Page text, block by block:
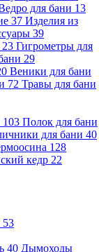
для бани 13
37 Изделия из
39
23 Гигрометры для
29
Веники для бани
72 Травы для бани
103 Полок для бани
для бани 40
128
кедр 22
53
40 Дымоходы